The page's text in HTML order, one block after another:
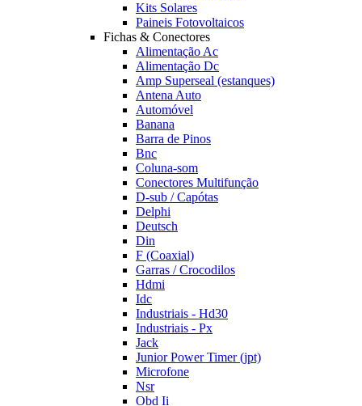
Kits Solares
Paineis Fotovoltaicos
Fichas & Conectores
Alimentação Ac
Alimentação Dc
Amp Superseal (estanques)
Antena Auto
Automóvel
Banana
Barra de Pinos
Bnc
Coluna-som
Conectores Multifunção
D-sub / Capótas
Delphi
Deutsch
Din
F (Coaxial)
Garras / Crocodilos
Hdmi
Idc
Industriais - Hd30
Industriais - Px
Jack
Junior Power Timer (jpt)
Microfone
Nsr
Obd Ii